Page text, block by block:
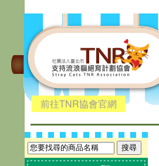
前往TNR協會官網